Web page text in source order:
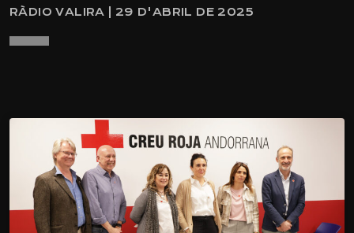
RÀDIO VALIRA | 29 D'ABRIL DE 2025